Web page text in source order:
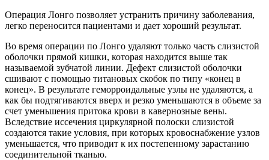
Операция Лонго позволяет устранить причину заболевания,
легко переносится пациентами и дает хороший результат.
Во время операции по Лонго удаляют только часть слизистой
оболочки прямой кишки, которая находится выше так
называемой зубчатой линии. Дефект слизистой оболочки
сшивают с помощью титановых скобок по типу «конец в
конец». В результате геморроидальные узлы не удаляются, а
как бы подтягиваются вверх и резко уменьшаются в объеме за
счет уменьшения притока крови в кавернозные вены.
Вследствие иссечения циркулярной полоски слизистой
создаются такие условия, при которых кровоснабжение узлов
уменьшается, что приводит к их постепенному зарастанию
соединительной тканью.